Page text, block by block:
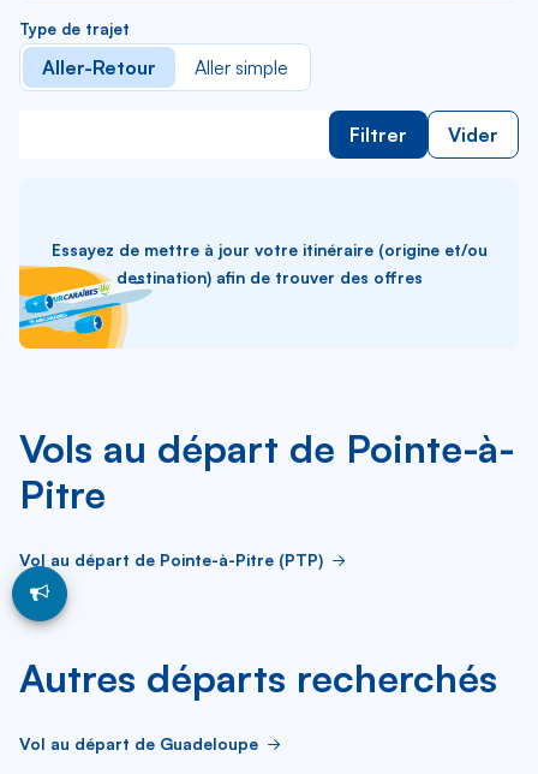
Type de trajet
Aller-Retour Aller simple
Filtrer Vider
Essayez de mettre à jour votre itinéraire (origine et/ou
destination) afin de trouver des offres
Vols au départ de Pointe-à-
Pitre
Vol au départ de Pointe-à-Pitre (PTP)
Autres départs recherchés
Vol au départ de Guadeloupe